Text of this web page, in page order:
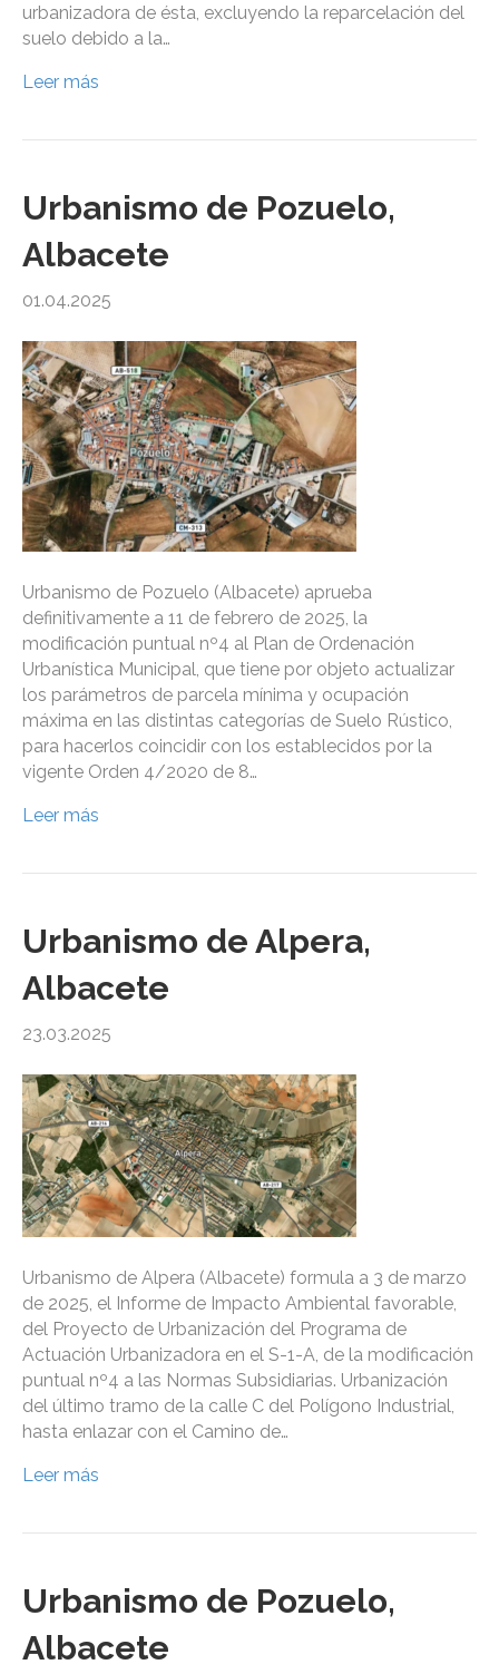
urbanizadora de ésta, excluyendo la reparcelación del
suelo debido a la…
Leer más
Urbanismo de Pozuelo,
Albacete
01.04.2025
Urbanismo de Pozuelo (Albacete) aprueba
definitivamente a 11 de febrero de 2025, la
modificación puntual nº4 al Plan de Ordenación
Urbanística Municipal, que tiene por objeto actualizar
los parámetros de parcela mínima y ocupación
máxima en las distintas categorías de Suelo Rústico,
para hacerlos coincidir con los establecidos por la
vigente Orden 4/2020 de 8…
Leer más
Urbanismo de Alpera,
Albacete
23.03.2025
Urbanismo de Alpera (Albacete) formula a 3 de marzo
de 2025, el Informe de Impacto Ambiental favorable,
del Proyecto de Urbanización del Programa de
Actuación Urbanizadora en el S-1-A, de la modificación
puntual nº4 a las Normas Subsidiarias. Urbanización
del último tramo de la calle C del Polígono Industrial,
hasta enlazar con el Camino de…
Leer más
Urbanismo de Pozuelo,
Albacete